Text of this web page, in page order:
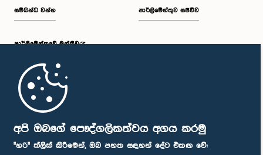
අපි ඔබගේ පෞද්ගලිකත්වය අගය කරමු
"හරි" ක්ලික් කිරීමෙන්, ඔබ පහත සඳහන් දේට එකඟ වේ:
සම්බන්ධ වන්න
පාර්ලි‌මේන්තුවේ මන්ත්‍රීවරු
මුල් පිටුව
පාර්ලිමේන්තුව සජීවීව
පාර්ලිමේන්තු ජංගම යෙදුම